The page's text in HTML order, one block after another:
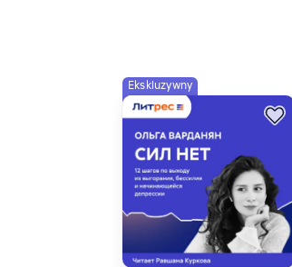
Ekskluzywny